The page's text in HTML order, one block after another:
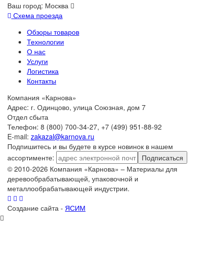
Ваш город: Москва
Схема проезда
Обзоры товаров
Технологии
О нас
Услуги
Логистика
Контакты
Компания «Карнова»
Адрес: г. Одинцово, улица Союзная, дом 7
Отдел сбыта
Телефон: 8 (800) 700-34-27, +7 (499) 951-88-92
E-mail: zakazal@karnova.ru
Подпишитесь и вы будете в курсе новинок в нашем
ассортименте:
Подписаться
© 2010-2026 Компания «Карнова» – Материалы для
деревообрабатывающей, упаковочной и
металлообрабатывающей индустрии.
Создание сайта - ЯСИМ